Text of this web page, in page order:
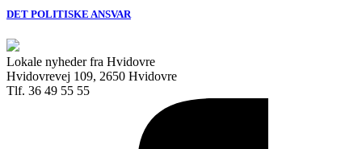
DET POLITISKE ANSVAR
Lokale nyheder fra Hvidovre
Hvidovrevej 109, 2650 Hvidovre
Tlf. 36 49 55 55